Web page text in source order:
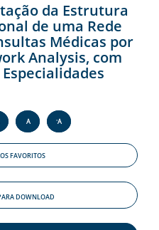
da Estrutura
de uma Rede
Médicas por
Analysis, com
A -A
FAVORITOS
DOWNLOAD